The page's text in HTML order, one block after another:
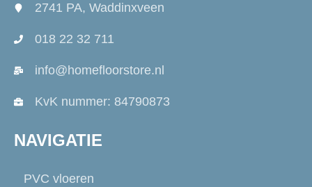
2741 PA, Waddinxveen
018 22 32 711
info@homefloorstore.nl
KvK nummer: 84790873
NAVIGATIE
PVC vloeren